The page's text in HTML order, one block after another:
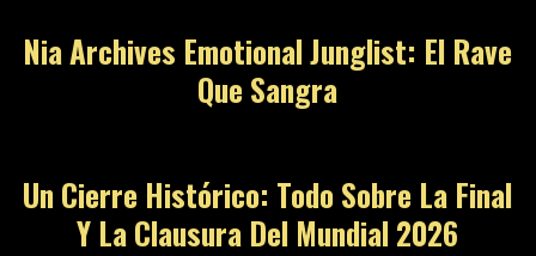
Nia Archives Emotional Junglist: El Rave
Que Sangra
Un Cierre Histórico: Todo Sobre La Final
Y La Clausura Del Mundial 2026